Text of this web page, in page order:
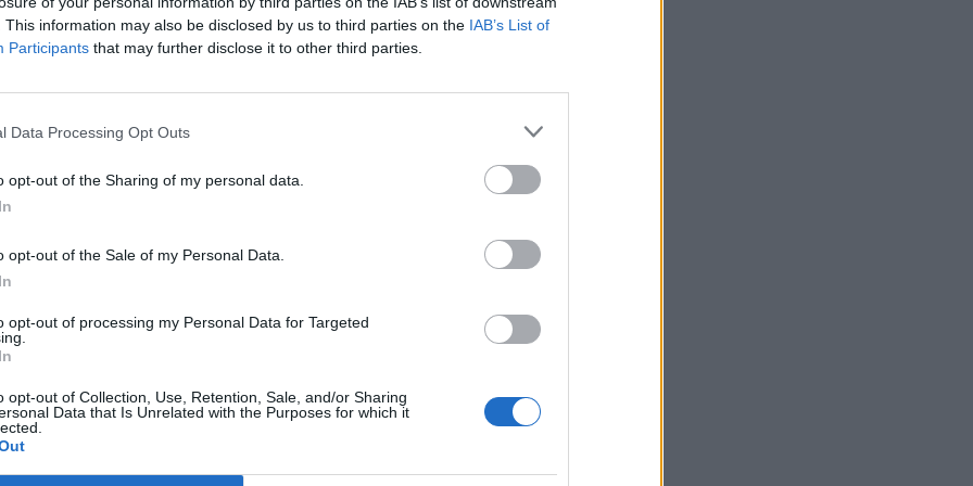
This information may also be disclosed by us to third parties on the IAB’s List of
Participants that may further disclose it to other third parties.
Data Processing Opt Outs
opt-out of the Sharing of my personal data.
opt-out of the Sale of my Personal Data.
opt-out of processing my Personal Data for Targeted
opt-out of Collection, Use, Retention, Sale, and/or Sharing
Data that Is Unrelated with the Purposes for which it
televízió előrejelzése szerint a szavazók 55 százaléka a javaslat ellen voksolt, míg
erők azzal érveltek, hogy Svájc gyors népességnövekedése túlterheli
növeli a lakhatási költségeket...
portfolio.hu hírarchívumához tartozik, melynek olvasása előfizetéses
cikkarchívum
elmúlt 2 év napon belüli
Előfizetés